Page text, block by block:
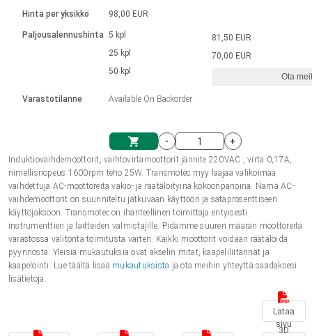
Yksikköjärjestelmä
Ostoskärry
Solenoidit
integroitu ohjain
Ø 28-42| 1-1400 rpm | <= 290 Ncm
Harjattomat tasavirtamoottorien
Harjatut DC-moottorin ajurit
DPWM-sarja
Askelmoottorien ajurit
Synchronous-Asynchronous | 1-4 toimilaitteelle
Synchronous-Asynchronous | 1-4 toimilaitteelle
Français (EUR)
Polski (EUR)
Norsk (NOK)
Suomi (EUR)
Svenska (SEK)
Hinta per yksikkö
Paljousalennushinta
Varastotilanne
98,00 EUR
5 kpl
25 kpl
50 kpl
Available On Backorder
81,50 EUR
70,00 EUR
Ota
-
+
Induktiovaihdemoottorit, vaihtovirtamoottorit jännite 220VAC , virta 0,17A,
nimellisnopeus 1600rpm teho 25W. Transmotec myy laajaa valikoimaa
vaihdettuja AC-moottoreita vakio- ja räätälöityinä kokoonpanoina. Nämä AC-
vaihdemoottorit on suunniteltu jatkuvaan käyttöön ja sataprosenttiseen
käyttöjaksoon. Transmotec on ihanteellinen toimittaja erityisesti
instrumenttien ja laitteiden valmistajille. Pidämme suuren määrän moottoreita
varastossa välitöntä toimitusta varten. Kaikki moottorit voidaan räätälöidä
pyynnöstä. Yleisiä mukautuksia ovat akselin mitat, kaapeliliitännät ja
kaapelointi. Lue täältä lisää mukautuksista ja ota meihin yhteyttä saadaksesi
lisätietoja.
Lataa
sivu
3D